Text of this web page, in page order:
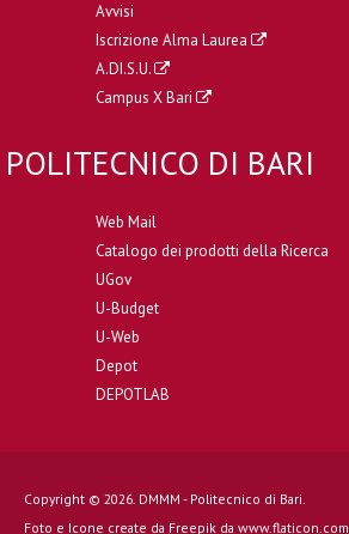
Avvisi
Iscrizione Alma Laurea
A.DI.S.U.
Campus X Bari
POLITECNICO DI BARI
Web Mail
Catalogo dei prodotti della Ricerca
UGov
U-Budget
U-Web
Depot
DEPOTLAB
Copyright © 2026. DMMM - Politecnico di Bari.
Foto e Icone create da Freepik da www.flaticon.com